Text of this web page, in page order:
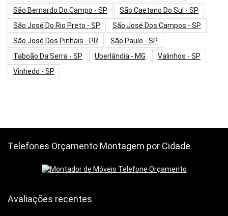
São Bernardo Do Campo - SP
São Caetano Do Sul - SP
São José Do Rio Preto - SP
São José Dos Campos - SP
São José Dos Pinhais - PR
São Paulo - SP
Taboão Da Serra - SP
Uberlândia - MG
Valinhos - SP
Vinhedo - SP
Telefones Orçamento Montagem por Cidade
Avaliações recentes